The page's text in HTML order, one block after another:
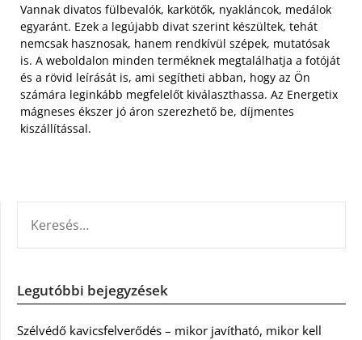
Vannak divatos fülbevalók, karkötők, nyakláncok, medálok
egyaránt. Ezek a legújabb divat szerint készültek, tehát
nemcsak hasznosak, hanem rendkívül szépek, mutatósak
is. A weboldalon minden terméknek megtalálhatja a fotóját
és a rövid leírását is, ami segítheti abban, hogy az Ön
számára leginkább megfelelőt kiválaszthassa. Az Energetix
mágneses ékszer jó áron szerezhető be, díjmentes
kiszállítással.
Legutóbbi bejegyzések
Szélvédő kavicsfelverődés – mikor javítható, mikor kell